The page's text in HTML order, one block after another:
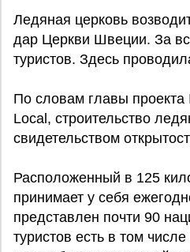
Ледяная церковь
дар Церкви Швеции. За
туристов. Здесь
По словам главы проекта
Local, строительство
свидетельством
Расположенный в 125
принимает у себя
представлен почти 90
туристов есть в том